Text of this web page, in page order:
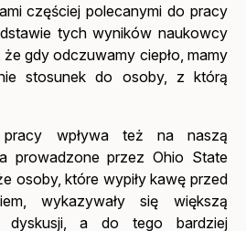
częściej polecanymi do pracy
tych wyników naukowcy
gdy odczuwamy ciepło, mamy
stosunek do osoby, z którą
wpływa też na naszą
prowadzone przez Ohio State
osoby, które wypiły kawę przed
wykazywały się większą
dyskusji, a do tego bardziej